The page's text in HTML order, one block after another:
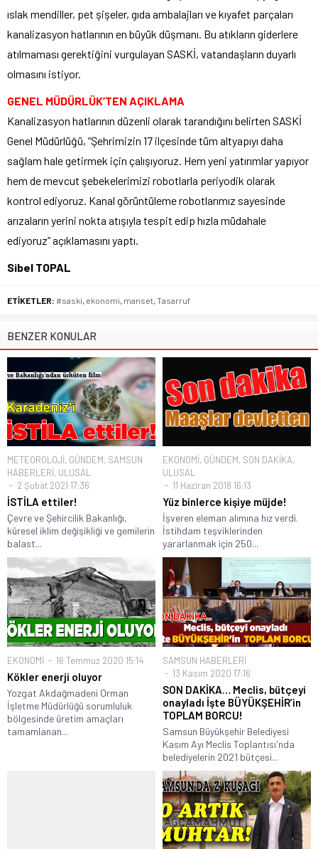
ıslak mendiller, pet şişeler, gıda ambalajları ve kıyafet parçaları
kanalizasyon hatlarının en büyük düşmanı. Bu atıkların giderlere
atılmaması gerektiğini vurgulayan SASKİ, vatandaşların duyarlı
olmasını istiyor.
GENEL MÜDÜRLÜK’TEN AÇIKLAMA
Kanalizasyon hatlarının düzenli olarak tarandığını belirten SASKİ
Genel Müdürlüğü, “Şehrimizin 17 ilçesinde tüm altyapıyı daha
sağlam hale getirmek için çalışıyoruz. Hem yeni yatırımlar yapıyor
hem de mevcut şebekelerimizi robotlarla periyodik olarak
kontrol ediyoruz. Kanal görüntüleme robotlarımız sayesinde
arızaların yerini nokta atışıyla tespit edip hızla müdahale
ediyoruz” açıklamasını yaptı.
Sibel TOPAL
ETİKETLER: #saski ekonomi manset Tasarruf
BENZER KONULAR
METEOROLOJİ, GÜNDEM, SAMSUN
HABERLERİ, ULUSAL
2 Şubat 2021 17:36
İSTİLA ettiler!
Çevre ve Şehircilik Bakanlığı,
küresel iklim değişikliği ve gemilerin
balast...
EKONOMİ, GÜNDEM, SON DAKİKA,
ULUSAL
11 Haziran 2018 16:13
Yüz binlerce kişiye müjde!
İşveren eleman alımına hız verdi.
İstihdam teşviklerinden
yararlanmak için 250...
EKONOMİ 16 Temmuz 2020 15:14
Kökler enerji oluyor
Yozgat Akdağmadeni Orman
İşletme Müdürlüğü sorumluluk
bölgesinde üretim amaçları
tamamlanan...
SAMSUN HABERLERİ
13 Kasım 2020 17:16
SON DAKİKA… Meclis, bütçeyi
onayladı İşte BÜYÜKŞEHİR’in
TOPLAM BORCU!
Samsun Büyükşehir Belediyesi
Kasım Ayı Meclis Toplantısı'nda
belediyelerin 2021 bütçesi...